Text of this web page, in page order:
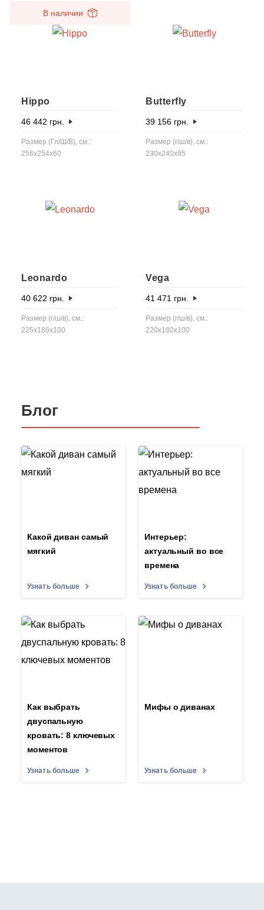
В наличии
Hippo
46 442 грн.
Размер (Гл/Ш/В), см.:
256x254x60
Butterfly
39 156 грн.
Размер (г/ш/в), см.:
230x240x95
Leonardo
40 622 грн.
Размер (г/ш/в), см.:
225x186x100
Vega
41 471 грн.
Размер (г/ш/в), см.:
220x180x100
Блог
Какой диван самый
мягкий
Узнать больше
Интерьер:
актуальный во все
времена
Узнать больше
Как выбрать
двуспальную
кровать: 8 ключевых
моментов
Узнать больше
Мифы о диванах
Узнать больше